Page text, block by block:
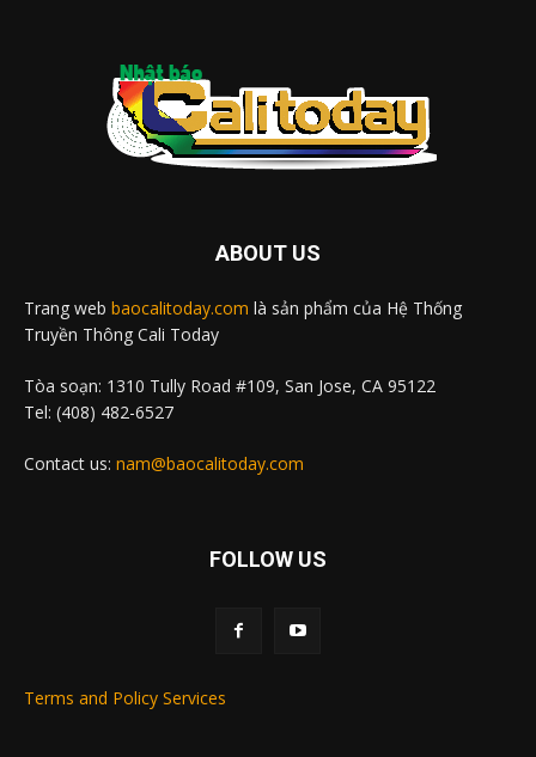
ABOUT US
Trang web baocalitoday.com là sản phẩm của Hệ Thống
Truyền Thông Cali Today
Tòa soạn: 1310 Tully Road #109, San Jose, CA 95122
Tel: (408) 482-6527
Contact us: nam@baocalitoday.com
FOLLOW US
Terms and Policy Services